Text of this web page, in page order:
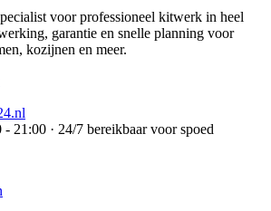
voor professioneel kitwerk in heel
garantie en snelle planning voor
kozijnen en meer.
21:00 · 24/7 bereikbaar voor spoed